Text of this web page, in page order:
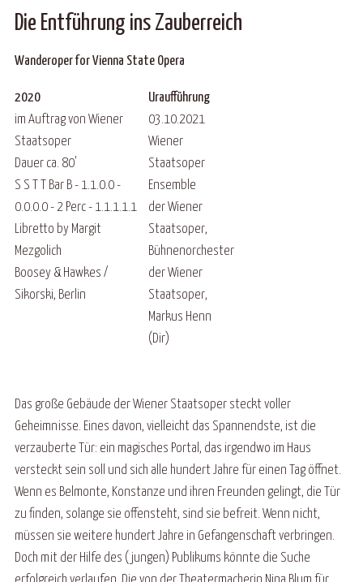
Die Entführung ins Zauberreich
Wanderoper for Vienna State Opera
2020
im Auftrag von Wiener
Staatsoper
Dauer ca. 80'
S S T T Bar B - 1.1.0.0 -
0.0.0.0 - 2 Perc - 1.1.1.1.1
Libretto by Margit
Mezgolich
Boosey & Hawkes /
Sikorski, Berlin
Uraufführung
03.10.2021
Wiener
Staatsoper
Ensemble
der Wiener
Staatsoper,
Bühnenorchester
der Wiener
Staatsoper,
Markus Henn
(Dir)
Das große Gebäude der Wiener Staatsoper steckt voller
Geheimnisse. Eines davon, vielleicht das Spannendste, ist die
verzauberte Tür: ein magisches Portal, das irgendwo im Haus
versteckt sein soll und sich alle hundert Jahre für einen Tag öffnet.
Wenn es Belmonte, Konstanze und ihren Freunden gelingt, die Tür
zu finden, solange sie offensteht, sind sie befreit. Wenn nicht,
müssen sie weitere hundert Jahre in Gefangenschaft verbringen.
Doch mit der Hilfe des (jungen) Publikums könnte die Suche